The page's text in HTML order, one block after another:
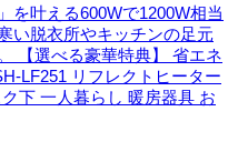
を叶える600Wで1200W相当
い脱衣所やキッチンの足元
【選べる豪華特典】 省エネ
LF251 リフレクトヒーター
下 一人暮らし 暖房器具 お